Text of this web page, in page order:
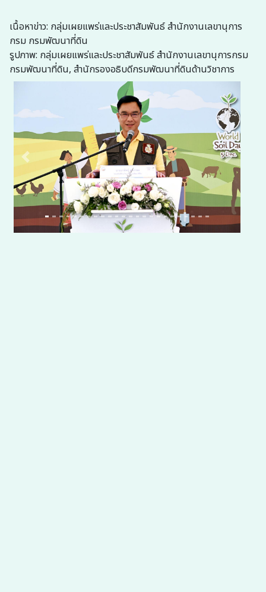
เนื้อหาข่าว: กลุ่มเผยแพร่และประชาสัมพันธ์ สำนักงานเลขานุการ
กรม กรมพัฒนาที่ดิน
รูปภาพ: กลุ่มเผยแพร่และประชาสัมพันธ์ สำนักงานเลขานุการกรม
กรมพัฒนาที่ดิน, สำนักรองอธิบดีกรมพัฒนาที่ดินด้านวิชาการ
Previous Next